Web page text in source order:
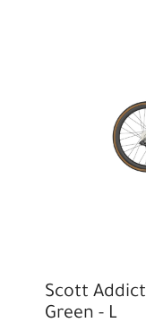
Scott Addict
Green - L